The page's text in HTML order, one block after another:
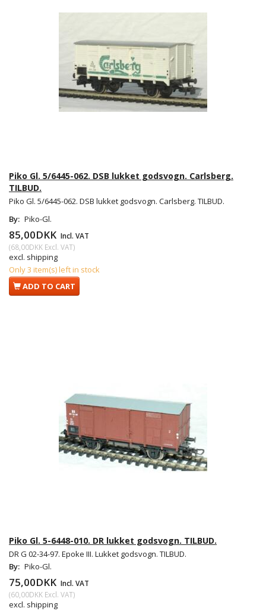
Piko Gl. 5/6445-062. DSB lukket godsvogn. Carlsberg.
TILBUD.
Piko Gl. 5/6445-062. DSB lukket godsvogn. Carlsberg. TILBUD.
By: Piko-Gl.
85,00DKK Incl. VAT
(68,00DKK Excl. VAT)
excl. shipping
Only 3 item(s) left in stock
ADD TO CART
Piko Gl. 5-6448-010. DR lukket godsvogn. TILBUD.
DR G 02-34-97. Epoke III. Lukket godsvogn. TILBUD.
By: Piko-Gl.
75,00DKK Incl. VAT
(60,00DKK Excl. VAT)
excl. shipping